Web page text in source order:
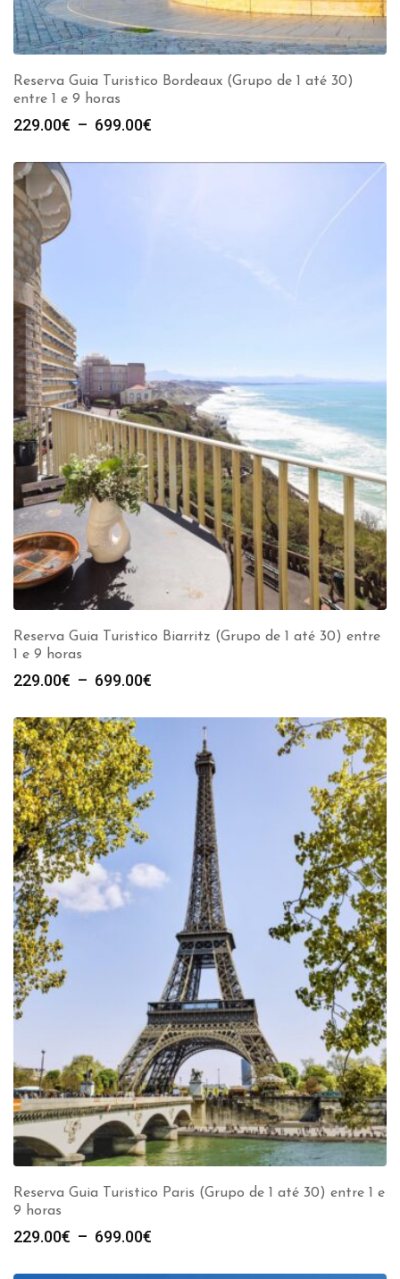
Reserva Guia Turistico Bordeaux (Grupo de 1 até 30)
entre 1 e 9 horas
229.00€ – 699.00€
prix :
Reserva Guia Turistico Biarritz (Grupo de 1 até 30) entre
1 e 9 horas
229.00€ – 699.00€
prix :
229.00€
à
699.00€
Reserva Guia Turistico Paris (Grupo de 1 até 30) entre 1 e
9 horas
229.00€ – 699.00€